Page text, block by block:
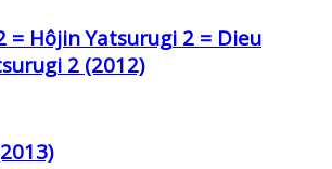
= Hôjin Yatsurugi 2 = Dieu
2 (2012)